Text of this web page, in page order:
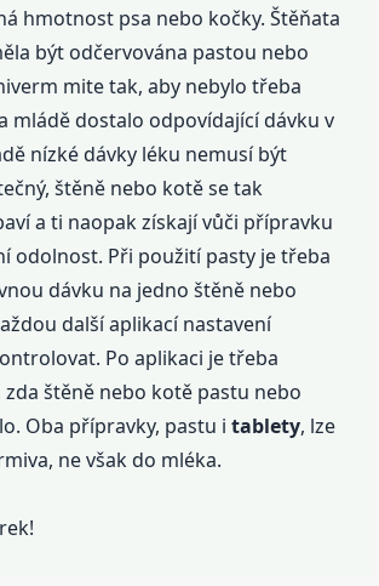
hmotnost psa nebo kočky. Štěňata
být odčervována pastou nebo
mite tak, aby nebylo třeba
mládě dostalo odpovídající dávku v
nízké dávky léku nemusí být
štěně nebo kotě se tak
a ti naopak získají vůči přípravku
odolnost. Při použití pasty je třeba
dávku na jedno štěně nebo
další aplikací nastavení
Po aplikaci je třeba
štěně nebo kotě pastu nebo
Oba přípravky, pastu itablety, lze
ne však do mléka.